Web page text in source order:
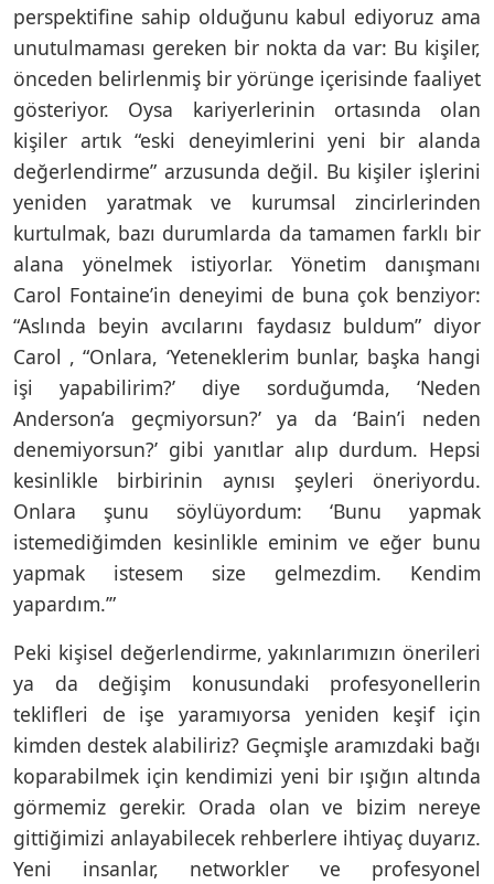
perspektifine sahip olduğunu kabul ediyoruz ama
unutulmaması gereken bir nokta da var: Bu kişiler,
önceden belirlenmiş bir yörünge içerisinde faaliyet
gösteriyor. Oysa kariyerlerinin ortasında olan
kişiler artık “eski deneyimlerini yeni bir alanda
değerlendirme” arzusunda değil. Bu kişiler işlerini
yeniden yaratmak ve kurumsal zincirlerinden
kurtulmak, bazı durumlarda da tamamen farklı bir
alana yönelmek istiyorlar. Yönetim danışmanı
Carol Fontaine’in deneyimi de buna çok benziyor:
“Aslında beyin avcılarını faydasız buldum” diyor
Carol , “Onlara, ‘Yeteneklerim bunlar, başka hangi
işi yapabilirim?’ diye sorduğumda, ‘Neden
Anderson’a geçmiyorsun?’ ya da ‘Bain’i neden
denemiyorsun?’ gibi yanıtlar alıp durdum. Hepsi
kesinlikle birbirinin aynısı şeyleri öneriyordu.
Onlara şunu söylüyordum: ‘Bunu yapmak
istemediğimden kesinlikle eminim ve eğer bunu
yapmak istesem size gelmezdim. Kendim
yapardım.’”
Peki kişisel değerlendirme, yakınlarımızın önerileri
ya da değişim konusundaki profesyonellerin
teklifleri de işe yaramıyorsa yeniden keşif için
kimden destek alabiliriz? Geçmişle aramızdaki bağı
koparabilmek için kendimizi yeni bir ışığın altında
görmemiz gerekir. Orada olan ve bizim nereye
gittiğimizi anlayabilecek rehberlere ihtiyaç duyarız.
Yeni insanlar, networkler ve profesyonel